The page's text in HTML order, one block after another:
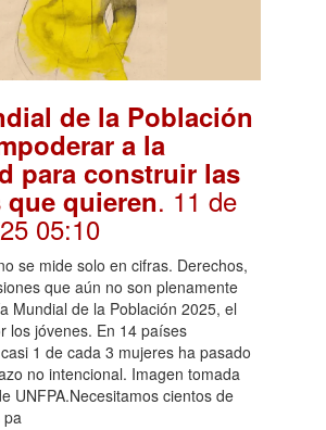
de la Población
a la
para construir las
quieren. 11 de
05:10
se mide solo en cifras. Derechos,
que aún no son plenamente
Mundial de la Población 2025, el
los jóvenes. En 14 países
1 de cada 3 mujeres ha pasado
no intencional. Imagen tomada
UNFPA.Necesitamos cientos de
pa